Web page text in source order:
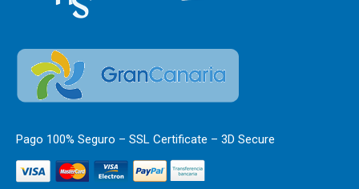
Pago 100% Seguro – SSL Certificate – 3D Secure